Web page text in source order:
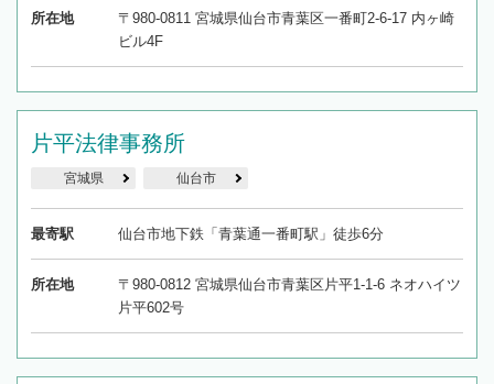
所在地
〒980-0811 宮城県仙台市青葉区一番町2-6-17 内ヶ崎
ビル4F
片平法律事務所
宮城県 仙台市
最寄駅 仙台市地下鉄「青葉通一番町駅」徒歩6分
所在地
〒980-0812 宮城県仙台市青葉区片平1-1-6 ネオハイツ
片平602号